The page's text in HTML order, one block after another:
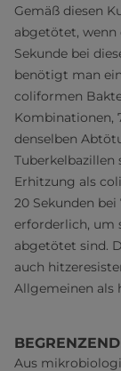
Gemäß diesen
abgetötet, wenn
Sekunde bei
benötigt man
coliformen
Kombinationen,
denselben
Erhitzung als
20 Sekunden bei
erforderlich, um
abgetötet sind.
auch
Allgemeinen als
Aus